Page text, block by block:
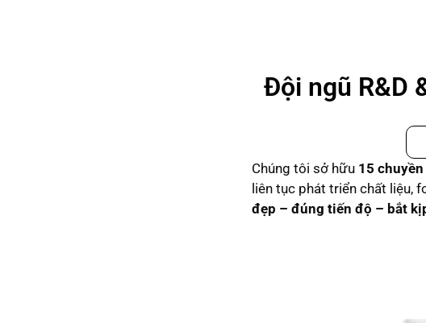
Đội ngũ R&D
Chúng tôi sở hữu 15
liên tục phát triển chất liệu,
đẹp – đúng tiến độ – bắt